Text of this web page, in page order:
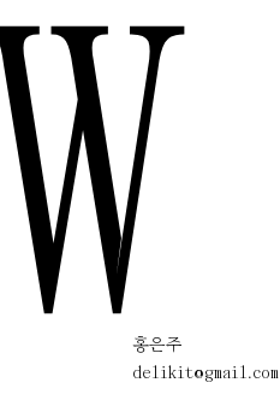
홍은주
delikit@gmail.com